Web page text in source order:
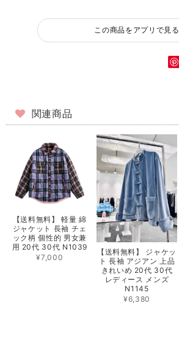
この商品をアプリで見る
関連商品
【送料無料】 軽量 綿
ジャケット 長袖 チェ
ック柄 個性的 男女兼
用 20代 30代 N1039
¥7,000
【送料無料】 ジャケッ
ト 長袖 アジアン 上品
きれいめ 20代 30代
レディース メンズ
N1145
¥6,380